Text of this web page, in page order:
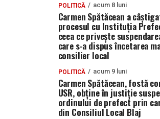
Adormirea Maicii Domnului la
Săracilor” de la Cărbunari
POLITICĂ acum 8 luni
Carmen Spătăcean a
procesul cu Instituția
ceea ce privește
care s-a dispus încetarea
consilier local
POLITICĂ acum 9 luni
Carmen Spătăcean, fostă
USR, obține în justiție
ordinului de prefect prin
din Consiliul Local Blaj